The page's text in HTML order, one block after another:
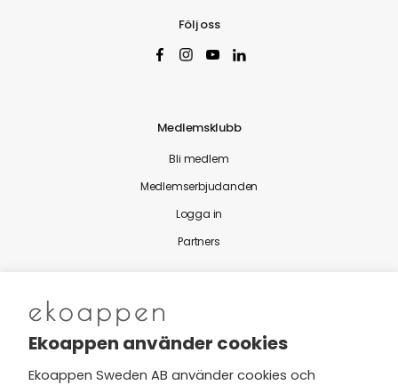
Följ oss
Medlemsklubb
Bli medlem
Medlemserbjudanden
Logga in
Partners
Nytt från Ekoappen
Ekoappen använder cookies
Ekoappen Sweden AB använder cookies och